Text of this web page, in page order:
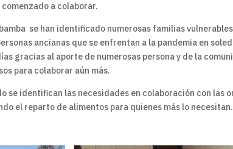
comenzado a colaborar.
se han identificado numerosas familias
ancianas que se enfrentan a la pandemia en
gracias al aporte de numerosas persona y de la
para colaborar aún más.
se identifican las necesidades en colaboración con las
el reparto de alimentos para quienes más lo necesitan.